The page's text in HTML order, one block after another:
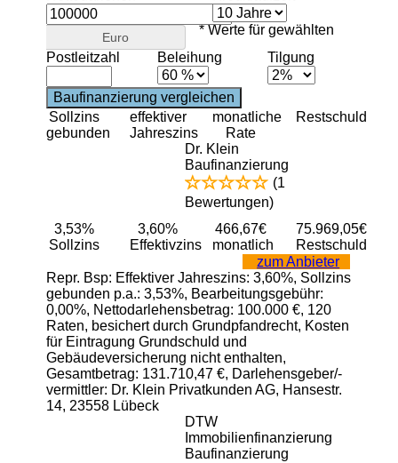
Euro
Postleitzahl Beleihung Tilgung
Sollzins
gebunden
effektiver
Jahreszins
monatliche
Rate
Restschuld
Dr. Klein
Baufinanzierung
(1
Bewertungen)
3,53%
Sollzins
3,60%
Effektivzins
466,67€
monatlich
75.969,05€
Restschuld
zum Anbieter
Repr. Bsp: Effektiver Jahreszins: 3,60%, Sollzins
gebunden p.a.: 3,53%, Bearbeitungsgebühr:
0,00%, Nettodarlehensbetrag: 100.000 €, 120
Raten, besichert durch Grundpfandrecht, Kosten
für Eintragung Grundschuld und
Gebäudeversicherung nicht enthalten,
Gesamtbetrag: 131.710,47 €, Darlehensgeber/-
vermittler: Dr. Klein Privatkunden AG, Hansestr.
14, 23558 Lübeck
DTW
Immobilienfinanzierung
Baufinanzierung
* Werte für gewählten